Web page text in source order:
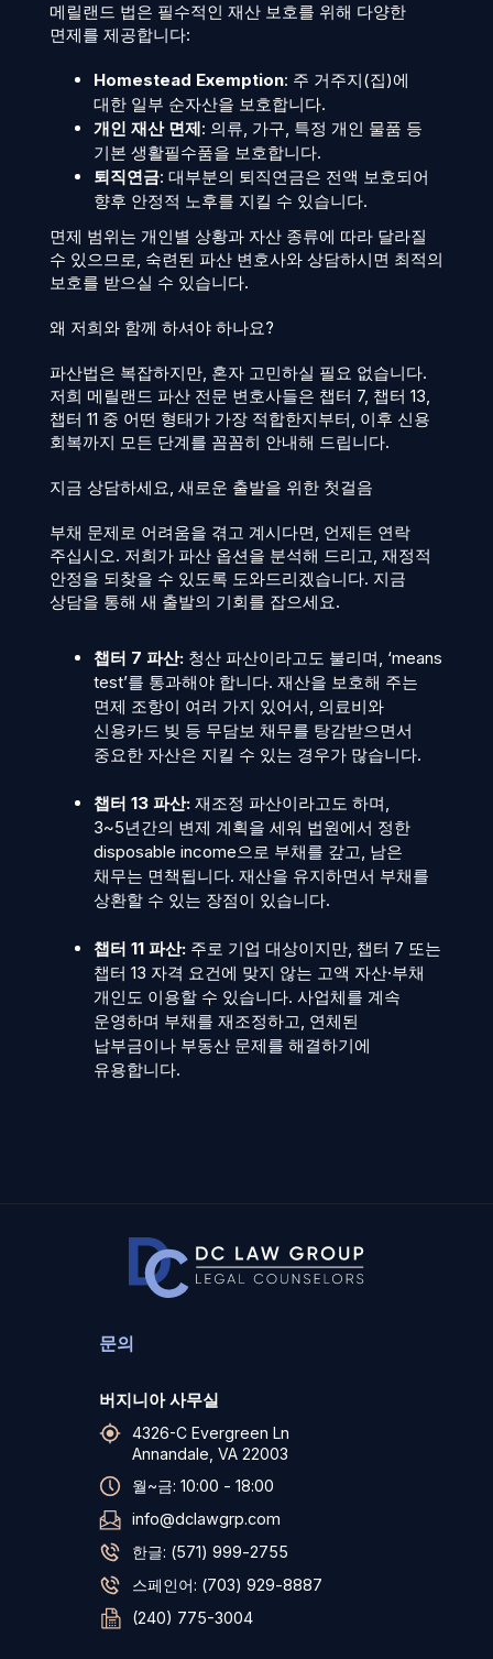
메릴랜드 법은 필수적인 재산 보호를 위해 다양한
면제를 제공합니다:
Homestead Exemption: 주 거주지(집)에
대한 일부 순자산을 보호합니다.
개인 재산 면제: 의류, 가구, 특정 개인 물품 등
기본 생활필수품을 보호합니다.
퇴직연금: 대부분의 퇴직연금은 전액 보호되어
향후 안정적 노후를 지킬 수 있습니다.
면제 범위는 개인별 상황과 자산 종류에 따라 달라질
수 있으므로, 숙련된 파산 변호사와 상담하시면 최적의
보호를 받으실 수 있습니다.
왜 저희와 함께 하셔야 하나요?
파산법은 복잡하지만, 혼자 고민하실 필요 없습니다.
저희 메릴랜드 파산 전문 변호사들은 챕터 7, 챕터 13,
챕터 11 중 어떤 형태가 가장 적합한지부터, 이후 신용
회복까지 모든 단계를 꼼꼼히 안내해 드립니다.
지금 상담하세요, 새로운 출발을 위한 첫걸음
부채 문제로 어려움을 겪고 계시다면, 언제든 연락
주십시오. 저희가 파산 옵션을 분석해 드리고, 재정적
안정을 되찾을 수 있도록 도와드리겠습니다. 지금
상담을 통해 새 출발의 기회를 잡으세요.
챕터 7 파산: 청산 파산이라고도 불리며, ‘means
test’를 통과해야 합니다. 재산을 보호해 주는
면제 조항이 여러 가지 있어서, 의료비와
신용카드 빚 등 무담보 채무를 탕감받으면서
중요한 자산은 지킬 수 있는 경우가 많습니다.
챕터 13 파산: 재조정 파산이라고도 하며,
3~5년간의 변제 계획을 세워 법원에서 정한
disposable income으로 부채를 갚고, 남은
채무는 면책됩니다. 재산을 유지하면서 부채를
상환할 수 있는 장점이 있습니다.
챕터 11 파산: 주로 기업 대상이지만, 챕터 7 또는
챕터 13 자격 요건에 맞지 않는 고액 자산·부채
개인도 이용할 수 있습니다. 사업체를 계속
운영하며 부채를 재조정하고, 연체된
납부금이나 부동산 문제를 해결하기에
유용합니다.
문의
버지니아 사무실
4326-C Evergreen Ln
Annandale, VA 22003
월~금: 10:00 - 18:00
info@dclawgrp.com
한글: (571) 999-2755
스페인어: (703) 929-8887
(240) 775-3004